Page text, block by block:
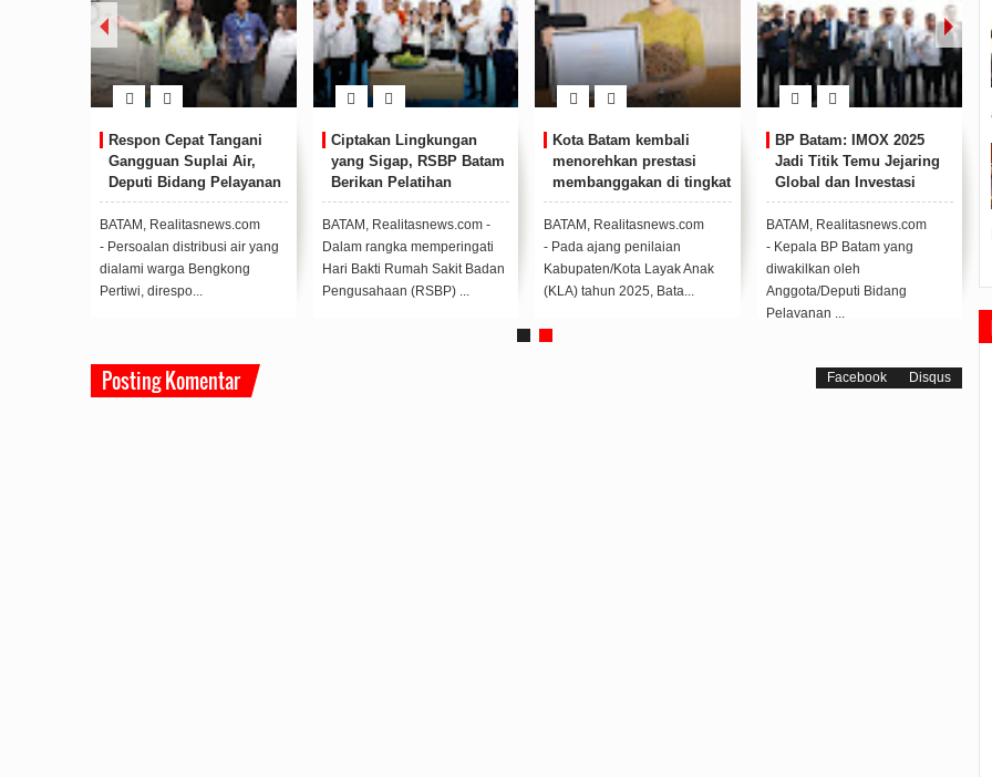
Respon Cepat Tangani
Gangguan Suplai Air,
Deputi Bidang Pelayanan
Umum Kirim Tim Teknis
dan Mobil Tangki
BATAM, Realitasnews.com
- Persoalan distribusi air yang
dialami warga Bengkong
Pertiwi, direspo...
Ciptakan Lingkungan
yang Sigap, RSBP Batam
Berikan Pelatihan
Bantuan Hidup Dasar
BATAM, Realitasnews.com -
Dalam rangka memperingati
Hari Bakti Rumah Sakit Badan
Pengusahaan (RSBP) ...
Kota Batam kembali
menorehkan prestasi
membanggakan di tingkat
nasional.
BATAM, Realitasnews.com
- Pada ajang penilaian
Kabupaten/Kota Layak Anak
(KLA) tahun 2025, Bata...
BP Batam: IMOX 2025
Jadi Titik Temu Jejaring
Global dan Investasi
Maritim
BATAM, Realitasnews.com
- Kepala BP Batam yang
diwakilkan oleh
Anggota/Deputi Bidang
Pelayanan ...
Posting Komentar Facebook Disqus